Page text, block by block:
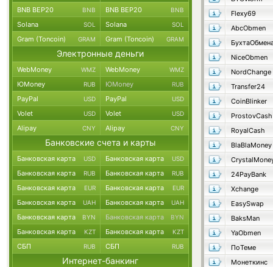
Flexy69
AbcObmen
NiceObmen
NordChange
Transfer24
CoinBlinker
ProstovCash
RoyalCash
BlaBlaMoney
24PayBank
Xchange
EasySwap
BaksMan
YaObmen
ПоТеме
Монеткинс
BNB BEP20 BNB BNB BEP20 BNB
Solana SOL Solana SOL
Gram (Toncoin) GRAM Gram (Toncoin) GRAM
Электронные деньги
WebMoney WMZ WebMoney WMZ
ЮMoney RUB ЮMoney RUB
PayPal USD PayPal USD
Volet USD Volet USD
Alipay CNY Alipay CNY
Банковские счета и карты
Банковская карта USD Банковская карта USD
Банковская карта RUB Банковская карта RUB
Банковская карта EUR Банковская карта EUR
Банковская карта UAH Банковская карта UAH
Банковская карта BYN Банковская карта BYN
Банковская карта KZT Банковская карта KZT
СБП RUB СБП RUB
Интернет-банкинг